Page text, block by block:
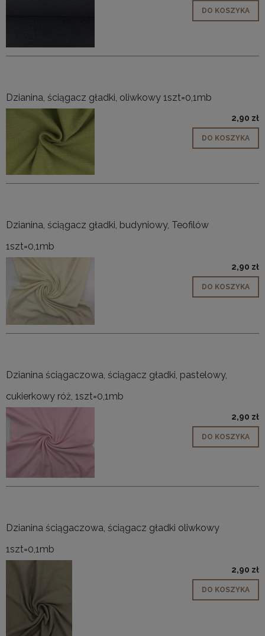
DO KOSZYKA
Dzianina, ściągacz gładki, oliwkowy 1szt=0,1mb
2,90 zł
DO KOSZYKA
Dzianina, ściągacz gładki, budyniowy, Teofilów
1szt=0,1mb
2,90 zł
DO KOSZYKA
Dzianina ściągaczowa, ściągacz gładki, pastelowy,
cukierkowy róż, 1szt=0,1mb
2,90 zł
DO KOSZYKA
Dzianina ściągaczowa, ściągacz gładki oliwkowy
1szt=0,1mb
2,90 zł
DO KOSZYKA